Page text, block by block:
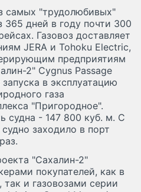
самых "трудолюбивых"
365 дней в году почти 300
Газовоз доставляет
JERA и Tohoku Electric,
предприятиям
2" Cygnus Passage
в эксплуатацию
газа
"Пригородное".
судна - 147 800 куб. м. С
заходило в порт
"Сахалин-2"
покупателей, как в
так и газовозами серии